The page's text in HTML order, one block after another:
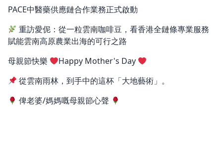
PACE中醫藥供應鏈合作業務正式啟動
重訪愛伲：從一粒雲南咖啡豆，看香港全鏈條專業服務
賦能雲南高原農業出海的可行之路
母親節快樂
Happy Mother's Day
從雲南雨林，到手中的這杯「大地藝術」。
俾老婆/媽媽嘅母親節心聲